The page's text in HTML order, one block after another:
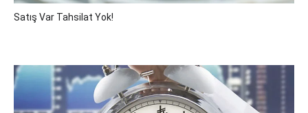
Satış Var Tahsilat Yok!